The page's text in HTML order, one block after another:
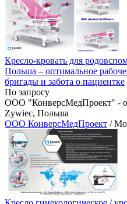
Кресло-кровать для
Польша – оптимальное
бригады и забота о пациентке
По запросу
ООО "КонверсМедПроект" -
Zywiec, Польша
ООО КонверсМедПроект /